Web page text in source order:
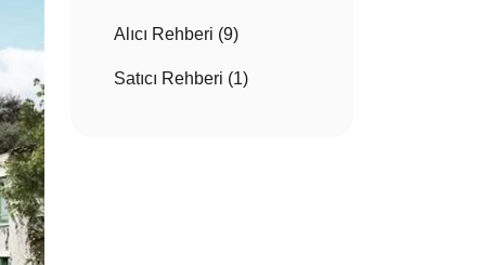
Alıcı Rehberi (9)
Satıcı Rehberi (1)